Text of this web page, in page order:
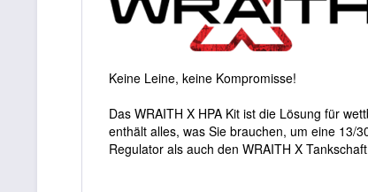
Keine Leine, keine Kompromisse!
Das WRAITH X HPA Kit ist die Lösung für
enthält alles, was Sie brauchen, um eine 13/
Regulator als auch den WRAITH X